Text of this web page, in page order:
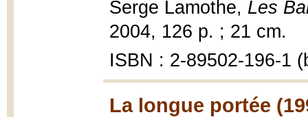
Serge Lamothe, Les
2004, 126 p. ; 21 cm.
ISBN : 2-89502-196-1
La longue portée